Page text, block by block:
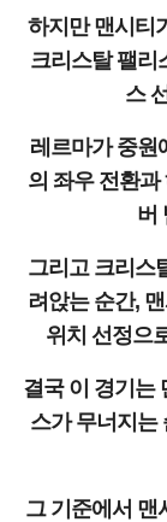
하지만 맨시티
크리스탈 팰리
스
레르마가 중원
의 좌우 전환과
버
그리고 크리스
려앉는 순간,
위치 선정으
결국 이 경기는
스가 무너지는
그 기준에서 맨